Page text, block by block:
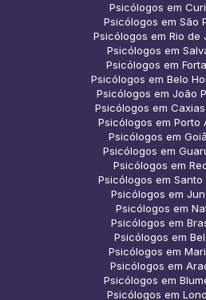
Psicólogos em
Psicólogos em São
Psicólogos em Rio de
Psicólogos em
Psicólogos em
Psicólogos em Belo
Psicólogos em João
Psicólogos em
Psicólogos em Porto
Psicólogos em
Psicólogos em
Psicólogos em
Psicólogos em Santo
Psicólogos em
Psicólogos em
Psicólogos em
Psicólogos em
Psicólogos em
Psicólogos em
Psicólogos em
Psicólogos em